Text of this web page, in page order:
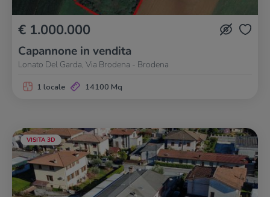
€ 1.000.000
Capannone in vendita
Lonato Del Garda, Via Brodena - Brodena
1 locale 14100 Mq
VISITA 3D